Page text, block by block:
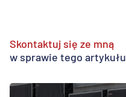
Skontaktuj się ze mną
w sprawie tego artykułu